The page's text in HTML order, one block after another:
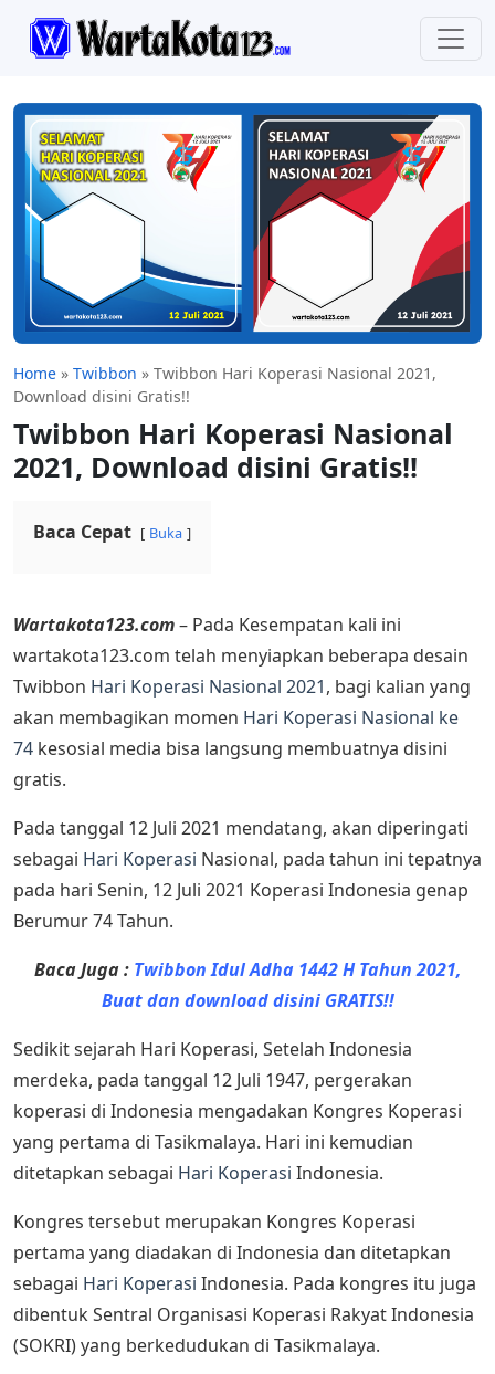
Home » Twibbon » Twibbon Hari Koperasi Nasional 2021,
Download disini Gratis!!
Twibbon Hari Koperasi Nasional
2021, Download disini Gratis!!
Baca Cepat Buka
Wartakota123.com– Pada Kesempatan kali ini
wartakota123.com telah menyiapkan beberapa desain
Twibbon Hari Koperasi Nasional 2021, bagi kalian yang
akan membagikan momen Hari Koperasi Nasional ke
74 kesosial media bisa langsung membuatnya disini
gratis.
Pada tanggal 12 Juli 2021 mendatang, akan diperingati
sebagai Hari Koperasi Nasional, pada tahun ini tepatnya
pada hari Senin, 12 Juli 2021 Koperasi Indonesia genap
Berumur 74 Tahun.
Baca Juga : Twibbon Idul Adha 1442 H Tahun 2021,
Buat dan download disini GRATIS!!
Sedikit sejarah Hari Koperasi, Setelah Indonesia
merdeka, pada tanggal 12 Juli 1947, pergerakan
koperasi di Indonesia mengadakan Kongres Koperasi
yang pertama di Tasikmalaya. Hari ini kemudian
ditetapkan sebagai Hari Koperasi Indonesia.
Kongres tersebut merupakan Kongres Koperasi
pertama yang diadakan di Indonesia dan ditetapkan
sebagai Hari Koperasi Indonesia. Pada kongres itu juga
dibentuk Sentral Organisasi Koperasi Rakyat Indonesia
(SOKRI) yang berkedudukan di Tasikmalaya.